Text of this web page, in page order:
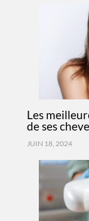
Les
de ses
JUIN 18, 2024